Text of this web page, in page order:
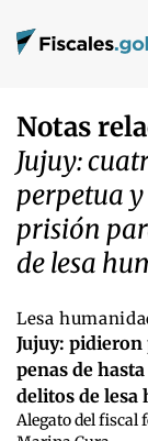
Notas
Jujuy:
perpetua y
prisión
de lesa
Lesa
Jujuy: pidieron
penas de
delitos de lesa
Alegato del fiscal